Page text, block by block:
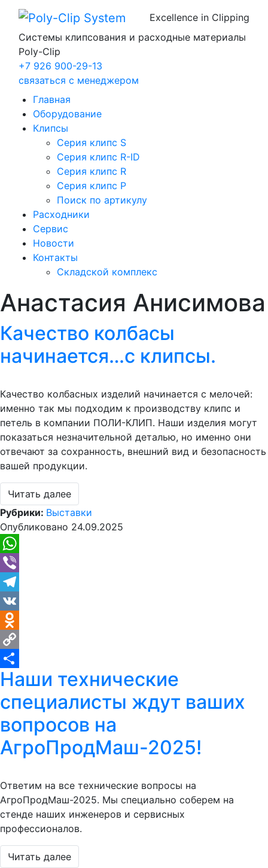
Excellence in Clipping
Системы клипсования и расходные материалы
Poly-Clip
+7 926 900-29-13
связаться с менеджером
Главная
Оборудование
Клипсы
Серия клипс S
Серия клипс R-ID
Серия клипс R
Серия клипс P
Поиск по артикулу
Расходники
Сервис
Новости
Контакты
Складской комплекс
Анастасия Анисимова
Качество колбасы
начинается…с клипсы.
Качество колбасных изделий начинается с мелочей:
именно так мы подходим к производству клипс и
петель в компании ПОЛИ-КЛИП. Наши изделия могут
показаться незначительной деталью, но именно они
отвечают за сохранность, внешний вид и безопасность
вашей продукции.
Читать далее
Рубрики: Выставки
Опубликовано 24.09.2025
WhatsApp
Viber
Telegram
VK
Odnoklassniki
Copy
Link
Отправить
Наши технические
специалисты ждут ваших
вопросов на
АгроПродМаш-2025!
Ответим на все технические вопросы на
АгроПродМаш-2025. Мы специально соберем на
стенде наших инженеров и сервисных
профессионалов.
Читать далее